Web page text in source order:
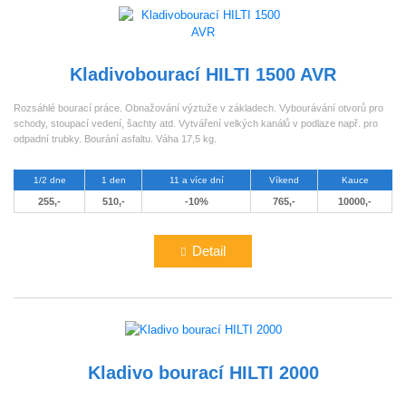
Kladivobourací HILTI 1500 AVR
Rozsáhlé bourací práce. Obnažování výztuže v základech. Vybourávání otvorů pro
schody, stoupací vedení, šachty atd. Vytváření velkých kanálů v podlaze např. pro
odpadní trubky. Bourání asfaltu. Váha 17,5 kg.
1/2 dne 1 den 11 a více dní Víkend Kauce
255,- 510,- -10% 765,- 10000,-
Detail
Kladivo bourací HILTI 2000